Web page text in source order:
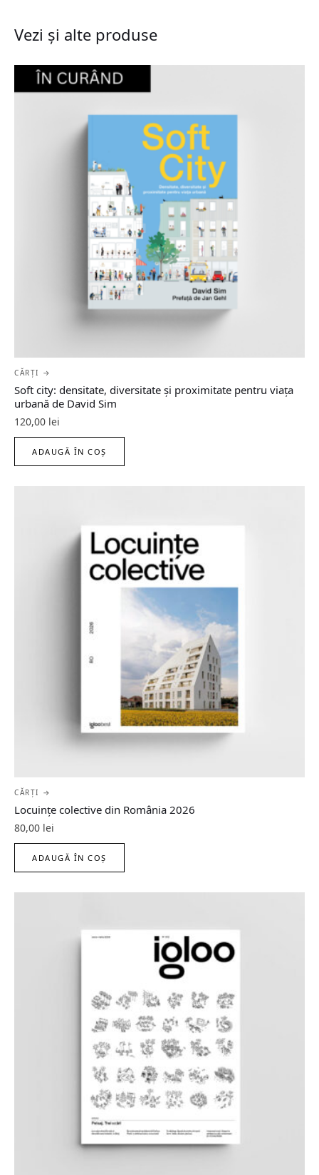
Vezi și alte produse
CĂRȚI →
Soft city: densitate, diversitate şi proximitate pentru viaţa
urbană de David Sim
120,00 lei
ADAUGĂ ÎN COȘ
CĂRȚI →
Locuințe colective din România 2026
80,00 lei
ADAUGĂ ÎN COȘ